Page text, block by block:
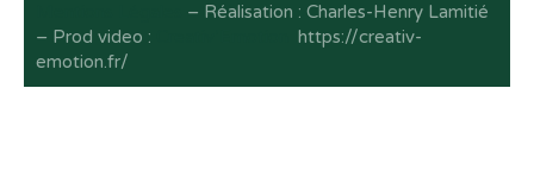
– Réalisation : Charles-Henry Lamitié
– Prod video :
https://creativ-
emotion.fr/